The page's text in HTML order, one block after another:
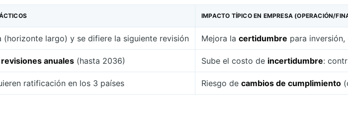
IMPACTO TÍPICO EN EMPRESA (OPERACIÓN/
(horizonte largo) y se difiere la siguiente revisión Mejora la certidumbre para
revisiones anuales (hasta 2036) Sube el costo de incertidumbre:
ratificación en los 3 países Riesgo de cambios de cumplimiento